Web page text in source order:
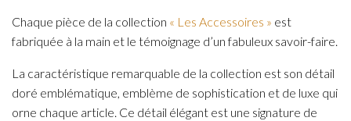
Chaque pièce de la collection « Les Accessoires » est
fabriquée à la main et le témoignage d’un fabuleux savoir-faire.
La caractéristique remarquable de la collection est son détail
doré emblématique, emblème de sophistication et de luxe qui
orne chaque article. Ce détail élégant est une signature de